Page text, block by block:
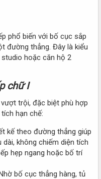
phổ biến với bố cục sắp
đường thẳng. Đây là kiểu
hoặc căn hộ 2
chữ I
trội, đặc biệt phù hợp
hạn chế:
kế theo đường thẳng giúp
không chiếm diện tích
hẹp ngang hoặc bố trí
bố cục thẳng hàng, tủ